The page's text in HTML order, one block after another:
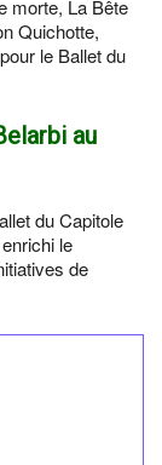
morte, La Bête
Quichotte,
le Ballet du
au
du Capitole
le
de